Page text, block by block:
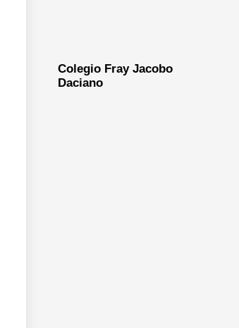
Colegio Fray Jacobo
Daciano